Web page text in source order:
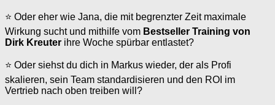
⭐ Oder eher wie Jana, die mit begrenzter Zeit maximale
Wirkung sucht und mithilfe vom Bestseller Training von
Dirk Kreuter ihre Woche spürbar entlastet?
⭐ Oder siehst du dich in Markus wieder, der als Profi
skalieren, sein Team standardisieren und den ROI im
Vertrieb nach oben treiben will?